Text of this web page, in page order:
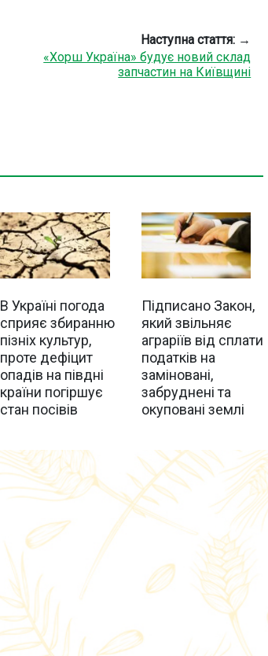
Наступна стаття: →
«Хорш Україна» будує новий склад
запчастин на Київщині
В Україні погода
сприяє збиранню
пізніх культур,
проте дефіцит
опадів на півдні
країни погіршує
стан посівів
Підписано Закон,
який звільняє
аграріїв від сплати
податків на
заміновані,
забруднені та
окуповані землі